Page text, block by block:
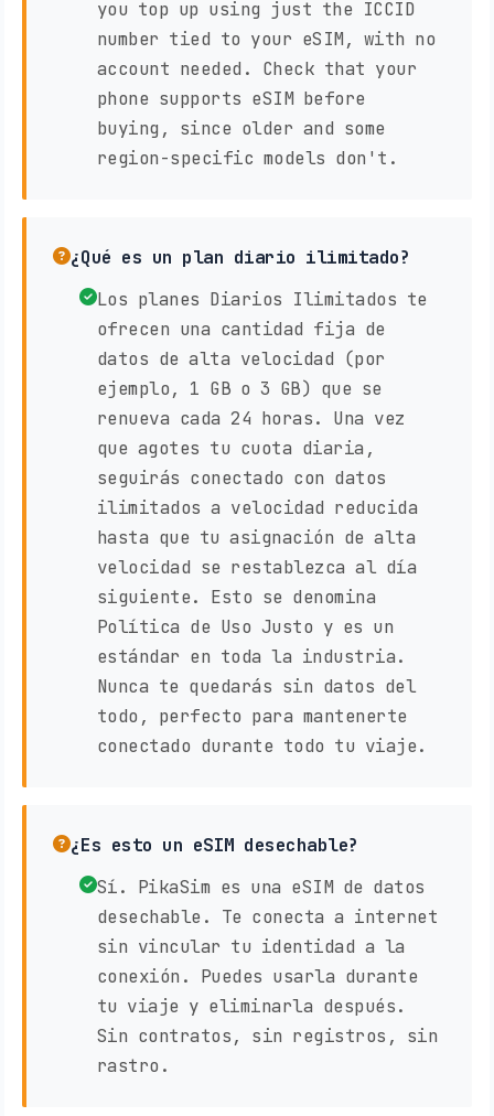
you top up using just the ICCID
number tied to your eSIM, with no
account needed. Check that your
phone supports eSIM before
buying, since older and some
region-specific models don't.
¿Qué es un plan diario ilimitado?
Los planes Diarios Ilimitados te
ofrecen una cantidad fija de
datos de alta velocidad (por
ejemplo, 1 GB o 3 GB) que se
renueva cada 24 horas. Una vez
que agotes tu cuota diaria,
seguirás conectado con datos
ilimitados a velocidad reducida
hasta que tu asignación de alta
velocidad se restablezca al día
siguiente. Esto se denomina
Política de Uso Justo y es un
estándar en toda la industria.
Nunca te quedarás sin datos del
todo, perfecto para mantenerte
conectado durante todo tu viaje.
¿Es esto un eSIM desechable?
Sí. PikaSim es una eSIM de datos
desechable. Te conecta a internet
sin vincular tu identidad a la
conexión. Puedes usarla durante
tu viaje y eliminarla después.
Sin contratos, sin registros, sin
rastro.